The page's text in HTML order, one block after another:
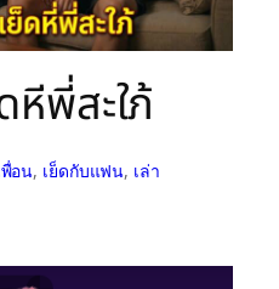
พี่สะใภ้
พื่อน, เย็ดกับแฟน, เล่า